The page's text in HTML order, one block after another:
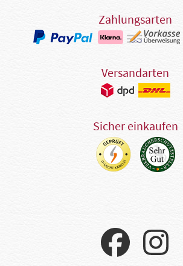
Zahlungsarten
Versandarten
Sicher einkaufen